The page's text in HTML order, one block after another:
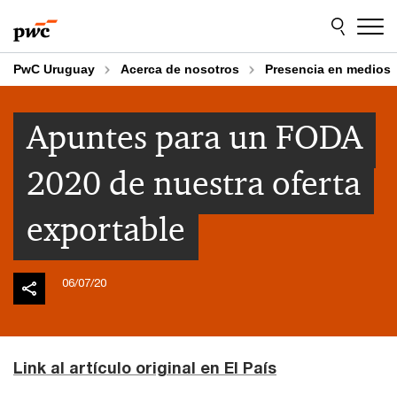
to
content
to
footer
PwC Uruguay Acerca de nosotros Presencia en medios
Apuntes para un FODA
2020 de nuestra oferta
exportable
06/07/20
Link al artículo original en El País